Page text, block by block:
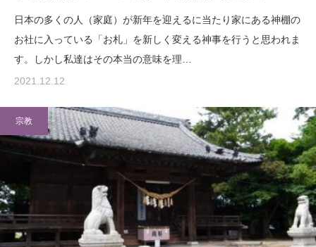
日本の多くの人（家庭）が新年を迎えるに当たり家にある神棚の
お社に入っている「お札」を新しく変える神事を行うと思われま
す。しかし私達はその本当の意味を理…
2021.12.12
宗教